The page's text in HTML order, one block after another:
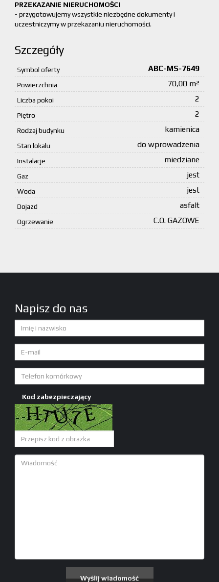
PRZEKAZANIE NIERUCHOMOŚCI
- przygotowujemy wszystkie niezbędne dokumenty i
uczestniczymy w przekazaniu nieruchomości.
Szczegóły
Symbol oferty ABC-MS-7649
Powierzchnia 70,00 m²
Liczba pokoi 2
Piętro 2
Rodzaj budynku kamienica
Stan lokalu do wprowadzenia
Instalacje miedziane
Gaz jest
Woda jest
Dojazd asfalt
Ogrzewanie C.O. GAZOWE
Napisz do nas
Kod zabezpieczający